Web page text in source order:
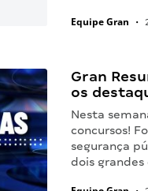
Equipe Gran •
Gran
os
Nesta
concursos!
segurança
dois grandes